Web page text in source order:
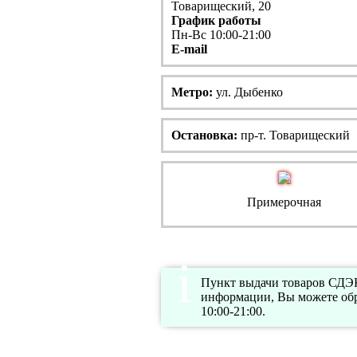
Товарищеский, 20
График работы
Пн-Вс 10:00-21:00
E-mail
Метро: ул. Дыбенко
Остановка: пр-т. Товарищеский
Примерочная
Пункт выдачи товаров
информации, Вы можете
10:00-21:00.